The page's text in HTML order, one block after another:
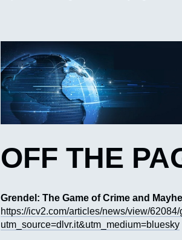
OFF THE
Grendel: The Game of Crime and
https://icv2.com/articles/news/view/
utm_source=dlvr.it&utm_medium=bluesky